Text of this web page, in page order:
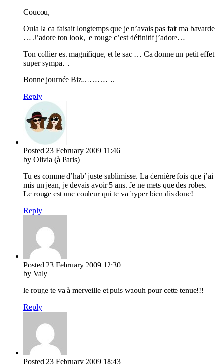
Coucou,
Oula la ca faisait longtemps que je n’avais pas fait ma bavarde
… J’adore ton look, le rouge c’est définitif j’adore…
Ton collier est magnifique, et le sac … Ca donne un petit effet
super sympa…
Bonne journée Biz………….
Reply
Posted 23 February 2009 11:46
by Olivia (à Paris)
Tu es comme d’hab’ juste sublimisse. La dernière fois que j’ai
mis un jean, je devais avoir 5 ans. Je ne mets que des robes.
Le rouge est une couleur qui te va hyper bien dis donc!
Reply
Posted 23 February 2009 12:30
by Valy
le rouge te va à merveille et puis waouh pour cette tenue!!!
Reply
Posted 23 February 2009 18:43